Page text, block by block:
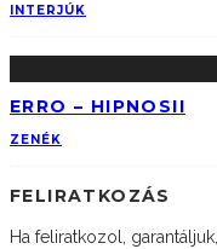
INTERJÚK
ERRO – HIPNOSII
ZENÉK
FELIRATKOZÁS
Ha feliratkozol,